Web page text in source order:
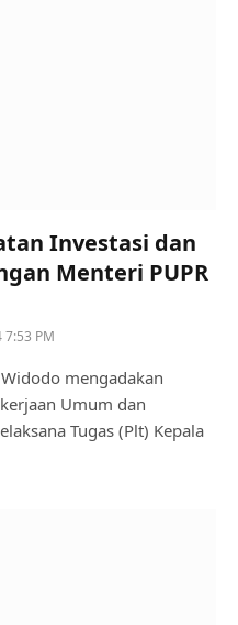
Investasi dan
Menteri PUPR
PM
mengadakan
Umum dan
Tugas (Plt) Kepala